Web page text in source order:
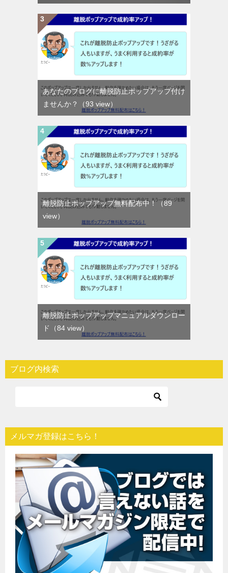
あなたのブログに離脱防止ポップアップ付け
ませんか？
（93 view）
離脱防止ポップアップ無料配布中！（89
view）
離脱防止ポップアップマニュアルダウンロー
ド
（84 view）
ブログ内検索
メルマガ登録はこちら！